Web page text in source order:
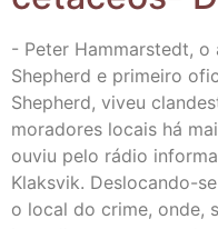
- Peter Ham­mars­tedt, o
Shepherd e pri­mei­ro
Shepherd, viveu
mora­do­res locais há
ouviu pelo rádio
Klaks­vik. Des­­lo­­ca­n­­do-
o local do cri­me, onde,